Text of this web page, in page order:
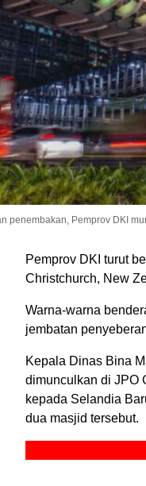
penembakan, Pemprov DKI
Pemprov DKI turut
Christchurch, New
Warna-warna
jembatan
Kepala Dinas Bina
dimunculkan di JPO
kepada Selandia
dua masjid tersebut.